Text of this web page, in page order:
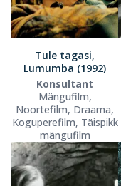
Tule tagasi,
Lumumba (1992)
Konsultant
Mängufilm,
Noortefilm, Draama,
Koguperefilm, Täispikk
mängufilm